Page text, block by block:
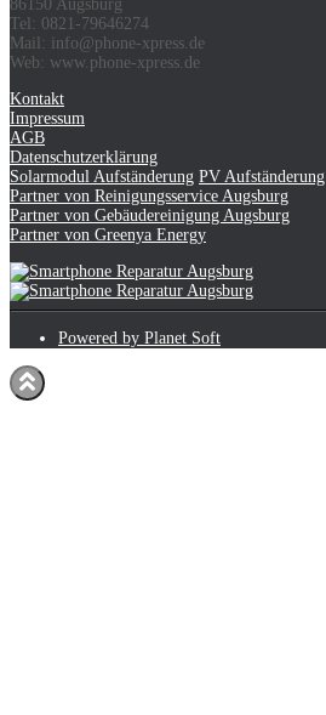
86150 Augsburg
Tel: 0821-79646274
Mail: info@phone-xpress.de
Web: www.phone-xpress.de
Kontakt
Impressum
AGB
Datenschutzerklärung
Solarmodul Aufständerung PV Aufständerung
Partner von Reinigungsservice Augsburg
Partner von Gebäudereinigung Augsburg
Partner von Greenya Energy
Powered by Planet Soft